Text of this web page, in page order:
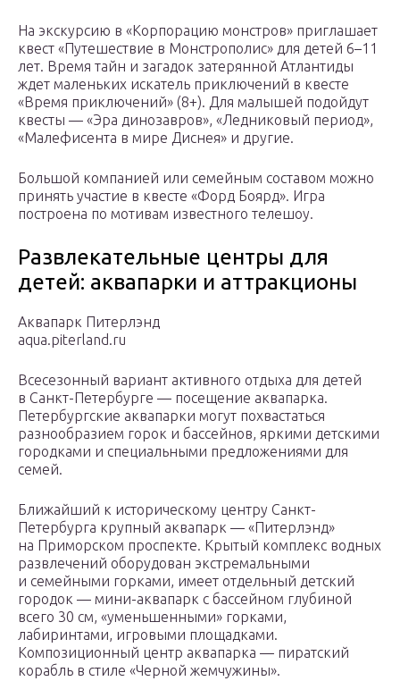
На экскурсию в «Корпорацию монстров» приглашает
квест «Путешествие в Монстрополис» для детей 6–11
лет. Время тайн и загадок затерянной Атлантиды
ждет маленьких искатель приключений в квесте
«Время приключений» (8+). Для малышей подойдут
квесты — «Эра динозавров», «Ледниковый период»,
«Малефисента в мире Диснея» и другие.
Большой компанией или семейным составом можно
принять участие в квесте «Форд Боярд». Игра
построена по мотивам известного телешоу.
Развлекательные центры для
детей: аквапарки и аттракционы
Аквапарк Питерлэнд
aqua.piterland.ru
Всесезонный вариант активного отдыха для детей
в Санкт-Петербурге — посещение аквапарка.
Петербургские аквапарки могут похвастаться
разнообразием горок и бассейнов, яркими детскими
городками и специальными предложениями для
семей.
Ближайший к историческому центру Санкт-
Петербурга крупный аквапарк — «Питерлэнд»
на Приморском проспекте. Крытый комплекс водных
развлечений оборудован экстремальными
и семейными горками, имеет отдельный детский
городок — мини-аквапарк с бассейном глубиной
всего 30 см, «уменьшенными» горками,
лабиринтами, игровыми площадками.
Композиционный центр аквапарка — пиратский
корабль в стиле «Черной жемчужины».